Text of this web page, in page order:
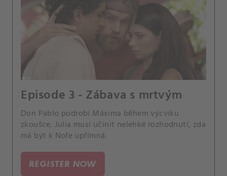
Episode 3 - Zábava s mrtvým
Don Pablo podrobí Máxima během výcviku
zkoušce. Julia musí učinit nelehké rozhodnutí, zda
má být k Noře upřímná.
REGISTER NOW